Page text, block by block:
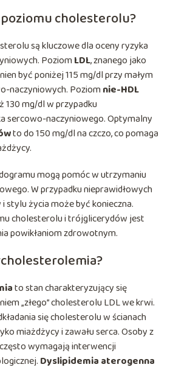
cholesterolu?
są kluczowe dla oceny ryzyka
PoziomLDL, znanego jako
być poniżej 115 mg/dl przy małym
naczyniowych. Poziomnie-HDL
130 mg/dl w przypadku
sercowo-naczyniowego. Optymalny
to do 150 mg/dl na czczo, co pomaga
mogą pomóc w utrzymaniu
W przypadku nieprawidłowych
stylu życia może być konieczna.
cholesterolu i trójglicerydów jest
powikłaniom zdrowotnym.
to stan charakteryzujący się
„złego” cholesterolu LDL we krwi.
się cholesterolu w ścianach
miażdżycy i zawału serca. Osoby z
wymagają interwencji
Dyslipidemia aterogenna